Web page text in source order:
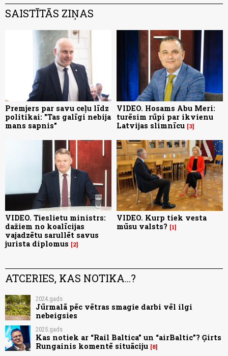
SAISTĪTĀS ZIŅAS
Premjers par savu ceļu līdz
politikai: "Tas galīgi nebija
mans sapnis"
VIDEO. Hosams Abu Meri:
turēsim rūpi par ikvienu
Latvijas slimnīcu 3
VIDEO. Tieslietu ministrs:
dažiem no koalīcijas
vajadzētu sarullēt savus
jurista diplomus
2
VIDEO. Kurp tiek vesta
mūsu valsts?
1
ATCERIES, KAS NOTIKA...?
2024.gads
Jūrmalā pēc vētras smagie darbi vēl ilgi
nebeigsies
2025.gads
Kas notiek ar “Rail Baltica” un “airBaltic”? Ģirts
Rungainis komentē situāciju 8